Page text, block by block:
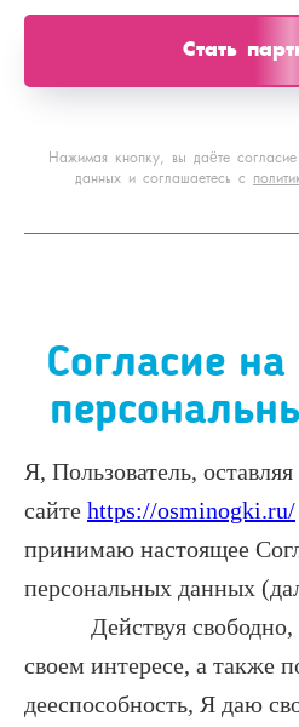
Стать
Нажимая кнопку, вы даёте
данных и соглашаетесь c
Согласие на
Я, Пользователь,
сайте https://osminogki.ru/
принимаю настоящее
персональных данных
Действуя свободно,
своем интересе, а также
дееспособность, Я даю